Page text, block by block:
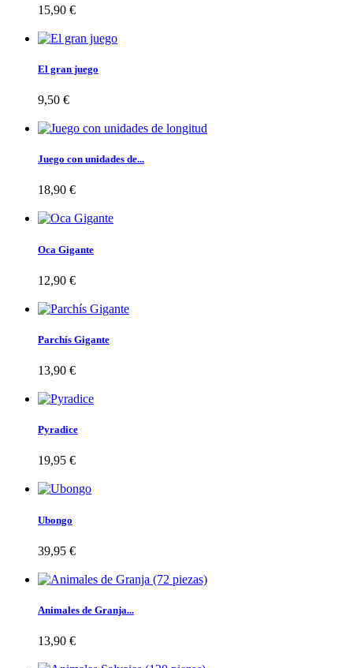
15,90 €
El gran juego
9,50 €
Juego con unidades de...
18,90 €
Oca Gigante
12,90 €
Parchís Gigante
13,90 €
Pyradice
19,95 €
Ubongo
39,95 €
Animales de Granja...
13,90 €